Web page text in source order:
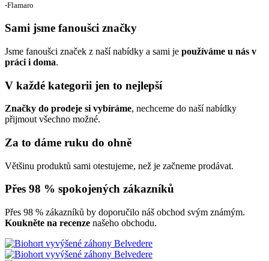
‐Flamaro
Sami jsme fanoušci značky
Jsme fanoušci značek z naší nabídky a sami je používáme u nás v
práci i doma.
V každé kategorii jen to nejlepší
Značky do prodeje si vybíráme, nechceme do naší nabídky
přijmout všechno možné.
Za to dáme ruku do ohně
Většinu produktů sami otestujeme, než je začneme prodávat.
Přes 98 % spokojených zákazníků
Přes 98 % zákazníků by doporučilo náš obchod svým známým.
Koukněte na recenze našeho obchodu.